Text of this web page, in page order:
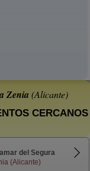
Zenia (Alicante)
CERCANOS
del Segura
(Alicante)